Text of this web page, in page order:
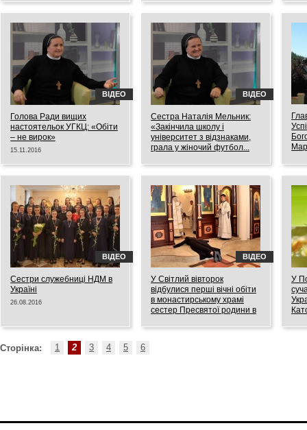
Тернополі
Голова Ради вищих
настоятельок УГКЦ: «Обіти
– не вирок»
15.11.2016
ВІДЕО
Сестра Наталія Мельник:
«Закінчила школу і
університет з відзнаками,
грала у жіночий футбол...
пізнати Бога»
ВІДЕО
Сестри cлужебниці НДМ в
Україні
26.08.2016
ВІДЕО
У Світлий вівторок
відбулися перші вічні обіти
в монастирському храмі
сестер Пресвятої родини в
ВІДЕО
У
Сторінка: 1 2 3 4 5 6